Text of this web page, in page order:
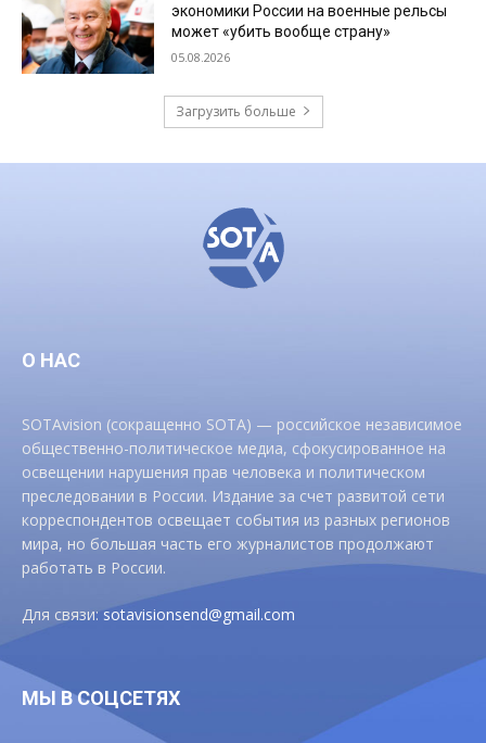
экономики России на военные рельсы
может «убить вообще страну»
05.08.2026
Загрузить больше
О НАС
SOTAvision (сокращенно SOTA) — российское независимое
общественно-политическое медиа, сфокусированное на
освещении нарушения прав человека и политическом
преследовании в России. Издание за счет развитой сети
корреспондентов освещает события из разных регионов
мира, но большая часть его журналистов продолжают
работать в России.
Для связи:sotavisionsend@gmail.com
МЫ В СОЦСЕТЯХ